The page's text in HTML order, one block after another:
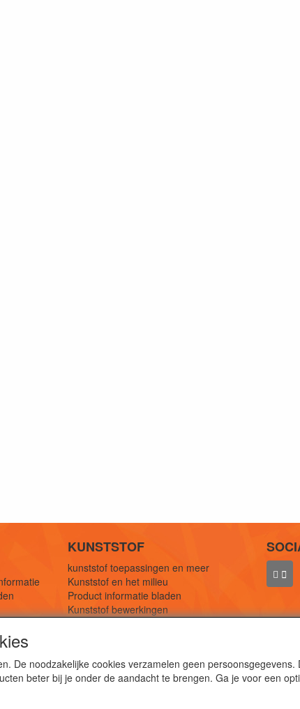
KUNSTSTOF
kunststof toepassingen en meer
Kunststof en het milieu
Product informatie bladen
Kunststof bewerkingen
platen, folies, buizen en staf materiaal.
De noodzakelijke cookies verzamelen geen
beter bij je onder de aandacht te brengen. Ga je voor een